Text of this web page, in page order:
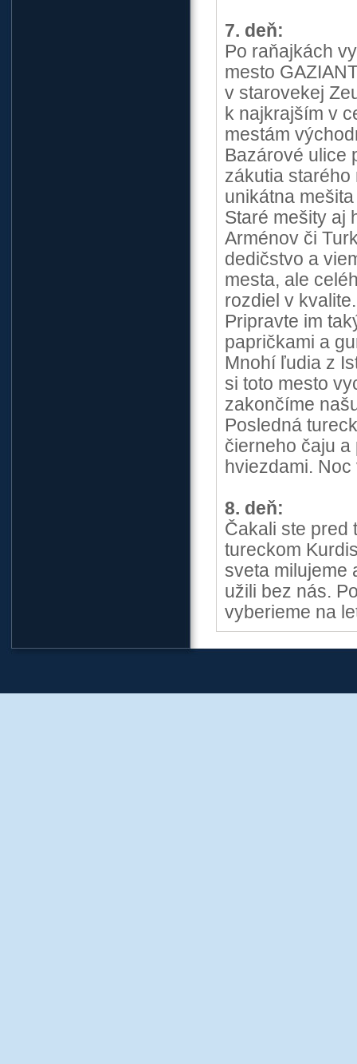
7. deň:
Po raňajkách
mesto
v starovekej
k najkrajším v
mestám
Bazárové ulice
zákutia
unikátna
Staré mešity aj
Arménov či
dedičstvo a
mesta, ale
rozdiel v
Pripravte im
papričkami a
Mnohí ľudia z
si toto mesto
zakončíme
Posledná
čierneho čaju a
hviezdami.
8. deň:
Čakali ste pred
tureckom
sveta milujeme
užili bez nás.
vyberieme na